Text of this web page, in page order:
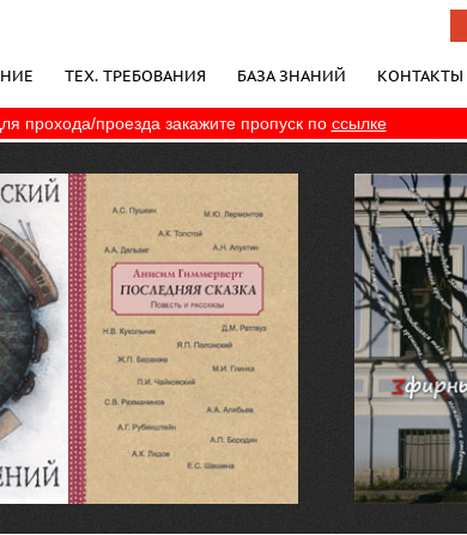
ТЕХ. ТРЕБОВАНИЯ БАЗА ЗНАНИЙ КОНТАКТЫ
прохода/проезда закажите пропуск по ссылке